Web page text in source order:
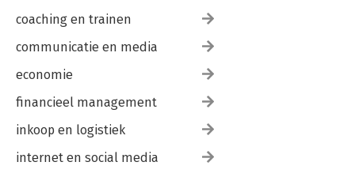
coaching en trainen
communicatie en media
economie
financieel management
inkoop en logistiek
internet en social media